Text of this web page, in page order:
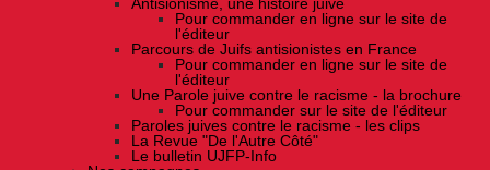
Pour commander en ligne sur le site de
l'éditeur
Parcours de Juifs antisionistes en France
Pour commander en ligne sur le site de
l'éditeur
Une Parole juive contre le racisme - la brochure
Pour commander sur le site de l'éditeur
Paroles juives contre le racisme - les clips
La Revue "De l'Autre Côté"
Le bulletin UJFP-Info